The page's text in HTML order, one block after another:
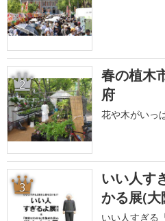
2
春の植木
府
花や木がいっ
3
いい人す
かる展(
いい人すぎる